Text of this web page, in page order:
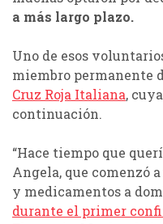
a más largo plazo.
Uno de esos
miembro permanente
Cruz Roja Italiana,
continuación.
“Hace tiempo que
Angela, que comenzó
y medicamentos a
durante el primer